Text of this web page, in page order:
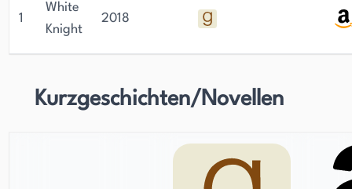
1
White
Knight
2018
Kurzgeschichten/Novellen